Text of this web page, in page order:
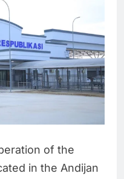
of the
in the Andijan